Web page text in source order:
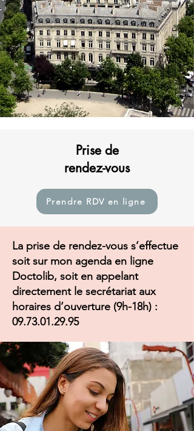
Prise de
rendez-vous
Prendre RDV en ligne
La prise de rendez-vous s’effectue
soit sur mon agenda en ligne
Doctolib, soit en appelant
directement le secrétariat aux
horaires d’ouverture (9h-18h) :
09.73.01.29.95